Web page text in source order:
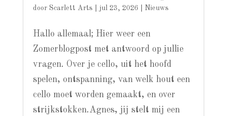
door Scarlett Arts | jul 23, 2026 | Nieuws
Hallo allemaal; Hier weer een
Zomerblogpost met antwoord op jullie
vragen. Over je cello, uit het hoofd
spelen, ontspanning, van welk hout een
cello moet worden gemaakt, en over
strijkstokken.Agnes, jij stelt mij een